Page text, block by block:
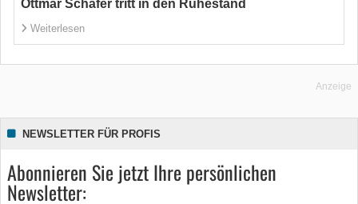
Ottmar Schäfer tritt in den Ruhestand
Weiterlesen
Anzeige
NEWSLETTER FÜR PROFIS
Abonnieren Sie jetzt Ihre persönlichen
Newsletter: